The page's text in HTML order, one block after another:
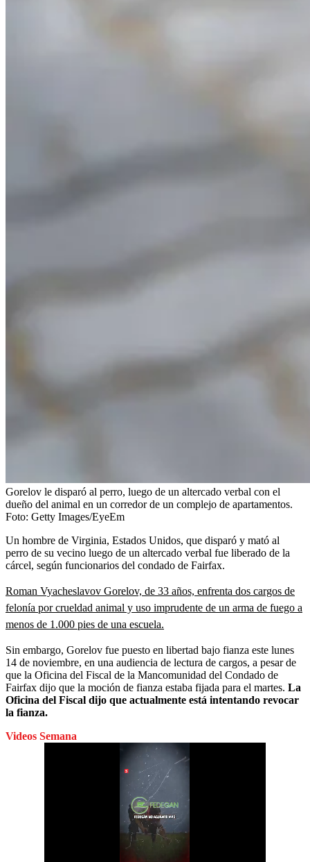
Gorelov le disparó al perro, luego de un altercado verbal con el
dueño del animal en un corredor de un complejo de apartamentos.
Foto: Getty Images/EyeEm
Un hombre de Virginia, Estados Unidos, que disparó y mató al
perro de su vecino luego de un altercado verbal fue liberado de la
cárcel, según funcionarios del condado de Fairfax.
Roman Vyacheslavov Gorelov, de 33 años, enfrenta dos cargos de
felonía por crueldad animal y uso imprudente de un arma de fuego a
menos de 1.000 pies de una escuela.
Sin embargo, Gorelov fue puesto en libertad bajo fianza este lunes
14 de noviembre, en una audiencia de lectura de cargos, a pesar de
que la Oficina del Fiscal de la Mancomunidad del Condado de
Fairfax dijo que la moción de fianza estaba fijada para el martes. La
Oficina del Fiscal dijo que actualmente está intentando revocar
la fianza.
Videos Semana